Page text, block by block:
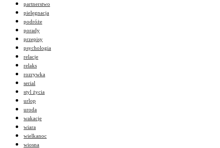
partnerstwo
pielęgnacja
podróże
porady
przepisy
psychologia
relacje
relaks
rozrywka
serial
styl życia
urlop
uroda
wakacje
wiara
wielkanoc
wiosna